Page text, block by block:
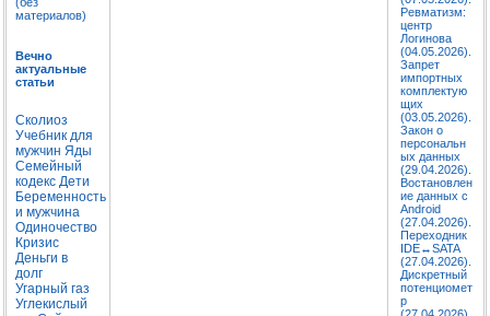
материалов)
Вечно
актуальные
статьи
Сколиоз
Учебник для
мужчин Яды
Семейный
кодекс Дети
Беременность
и мужчина
Одиночество
Кризис
Деньги в
долг
Угарный газ
Углекислый
Ревматизм:
центр
Логинова
(04.05.2026).
Запрет
импортных
комплектую
щих
(03.05.2026).
Закон о
персональн
ых данных
(29.04.2026).
Востановлен
ие данных с
Android
(27.04.2026).
Переходник
IDE↔SATA
(27.04.2026).
Дискретный
потенциомет
р